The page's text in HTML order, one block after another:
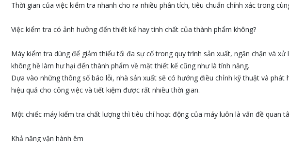
Thời gian của việc kiểm tra nhanh cho ra nhiều phân tích, tiêu chuẩn chính xác trong
Việc kiểm tra có ảnh hưởng đến thiết kế hay tính chất của thành phẩm không?
Máy kiểm tra dùng để giảm thiểu tối đa sự cố trong quy trình sản xuất, ngăn chặn và
không hề làm hư hại đến thành phẩm về mặt thiết kế cũng như là tính năng.
Dựa vào những thông số báo lỗi, nhà sản xuất sẽ có hướng điều chỉnh kỹ thuật và
hiệu quả cho công việc và tiết kiệm được rất nhiều thời gian.
Một chiếc máy kiểm tra chất lượng thì tiêu chí hoạt động của máy luôn là vấn đề quan
Khả năng vận hành êm